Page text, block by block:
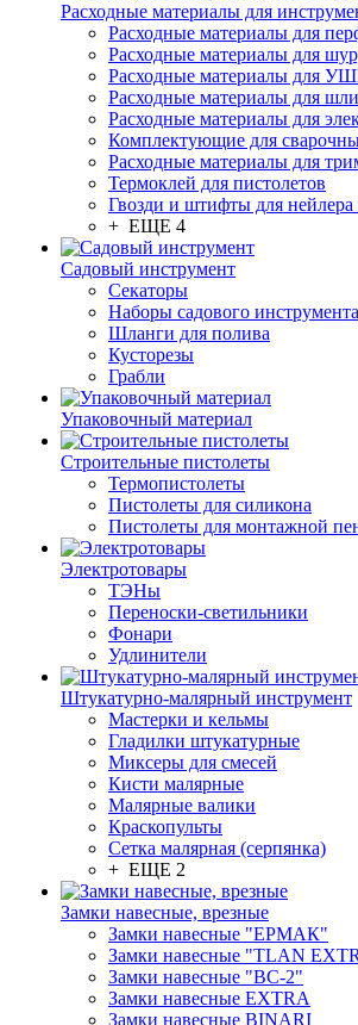
Расходные материалы для
Расходные материалы для
Расходные материалы для
Расходные материалы для
Расходные материалы для
Расходные материалы для
Комплектующие для
Расходные материалы для
Термоклей для пистолетов
Гвозди и штифты для нейлера
+ ЕЩЕ 4
Садовый инструмент
Секаторы
Наборы садового инструмента
Шланги для полива
Кусторезы
Грабли
Упаковочный материал
Строительные пистолеты
Термопистолеты
Пистолеты для силикона
Пистолеты для монтажной
Электротовары
ТЭНы
Переноски-светильники
Фонари
Удлинители
Штукатурно-малярный инструмент
Мастерки и кельмы
Гладилки штукатурные
Миксеры для смесей
Кисти малярные
Малярные валики
Краскопульты
Сетка малярная (серпянка)
+ ЕЩЕ 2
Замки навесные, врезные
Замки навесные "ЕРМАК"
Замки навесные "TLAN
Замки навесные "ВС-2"
Замки навесные EXTRA
Замки навесные BINARI